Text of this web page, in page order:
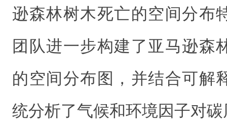
逊森林树木死亡的空间分布
团队进一步构建了亚马逊森
的空间分布图，并结合可解
统分析了气候和环境因子对